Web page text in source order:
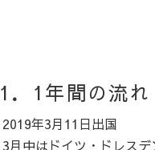
1．1年間の流れ
2019年3月11日出国
3月中はドイツ・ドレス